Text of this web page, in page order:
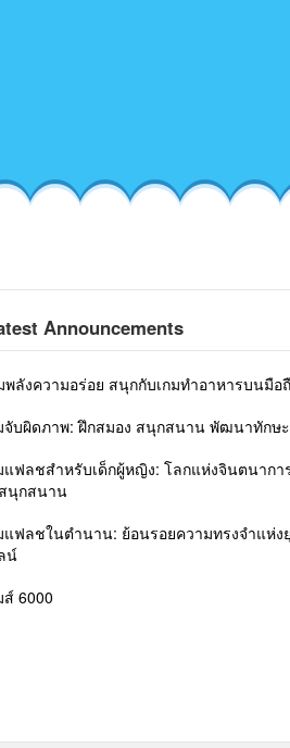
Announcements
พลังความอร่อย สนุกกับเกมทำอาหารบนมือ
จับผิดภาพ: ฝึกสมอง สนุกสนาน พัฒนาทักษะ
แฟลชสำหรับเด็กผู้หญิง: โลกแห่งจินตนากา
นุกสนาน
แฟลชในตำนาน: ย้อนรอยความทรงจำแห่ง
น์
ส์ 6000